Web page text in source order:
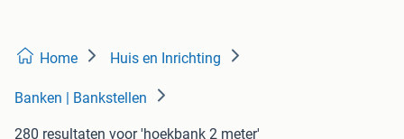
Home Huis en Inrichting
Banken | Bankstellen
280 resultaten voor 'hoekbank 2 meter'